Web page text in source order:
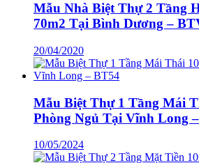
Mẫu Nhà Biệt Thự 2 Tầng
70m2 Tại Bình Dương –
20/04/2020
Mẫu Biệt Thự 1 Tầng Mái
Phòng Ngủ Tại Vĩnh Long
10/05/2024